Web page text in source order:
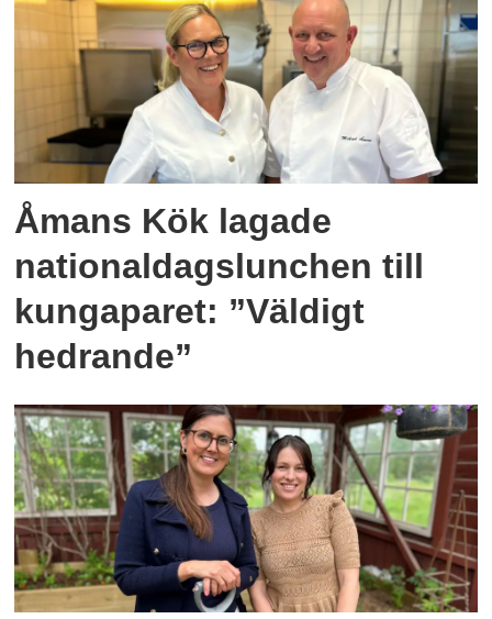
Åmans Kök lagade
nationaldagslunchen till
kungaparet: ”Väldigt
hedrande”